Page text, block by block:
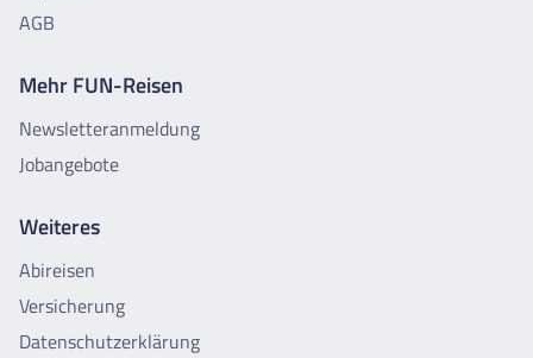
AGB
Mehr FUN-Reisen
Newsletteranmeldung
Jobangebote
Weiteres
Abireisen
Versicherung
Datenschutzerklärung